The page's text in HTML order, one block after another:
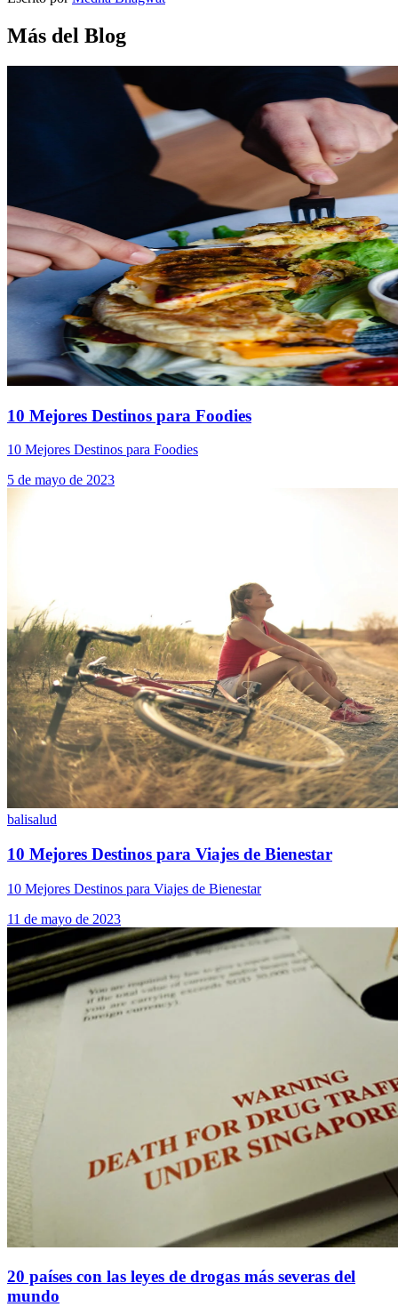
Más del Blog
10 Mejores Destinos para Foodies
10 Mejores Destinos para Foodies
5 de mayo de 2023
balisalud
10 Mejores Destinos para Viajes de Bienestar
10 Mejores Destinos para Viajes de Bienestar
11 de mayo de 2023
20 países con las leyes de drogas más severas del
mundo